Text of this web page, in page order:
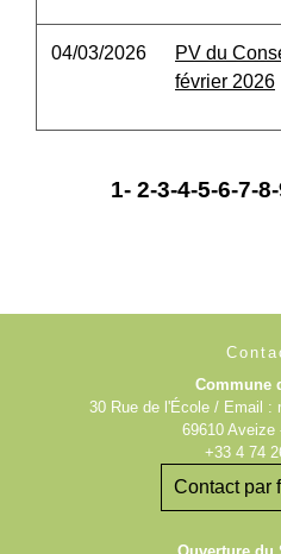
04/03/2026
PV du
février 2026
1- 2-3-4-5-6-7-8
Commune
30 Rue de l'École / Email :
69610 Aveize
+33 4 74
Contact par